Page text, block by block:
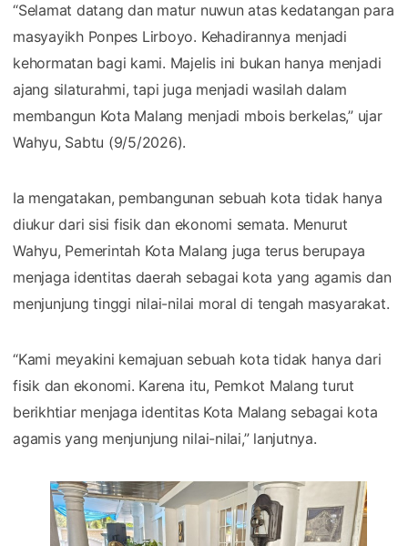
“Selamat datang dan matur nuwun atas kedatangan para
masyayikh Ponpes Lirboyo. Kehadirannya menjadi
kehormatan bagi kami. Majelis ini bukan hanya menjadi
ajang silaturahmi, tapi juga menjadi wasilah dalam
membangun Kota Malang menjadi mbois berkelas,” ujar
Wahyu, Sabtu (9/5/2026).
Ia mengatakan, pembangunan sebuah kota tidak hanya
diukur dari sisi fisik dan ekonomi semata. Menurut
Wahyu, Pemerintah Kota Malang juga terus berupaya
menjaga identitas daerah sebagai kota yang agamis dan
menjunjung tinggi nilai-nilai moral di tengah masyarakat.
“Kami meyakini kemajuan sebuah kota tidak hanya dari
fisik dan ekonomi. Karena itu, Pemkot Malang turut
berikhtiar menjaga identitas Kota Malang sebagai kota
agamis yang menjunjung nilai-nilai,” lanjutnya.